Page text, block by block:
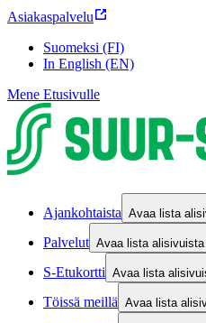
Asiakaspalvelu
Suomeksi (FI)
In English (EN)
Mene Etusivulle
Ajankohtaista Avaa lista
Palvelut Avaa lista
S-Etukortti Avaa lista
Töissä meillä Avaa lista